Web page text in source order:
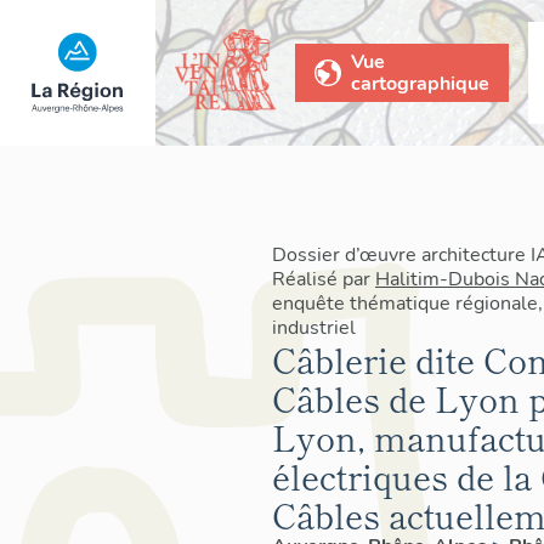
Vue
cartographique
Dossier d’œuvre architecture
Réalisé par Halitim-Dubois
enquête thématique
industriel
Câblerie dite
Câbles de Lyon
Lyon,
électriques de
Câbles